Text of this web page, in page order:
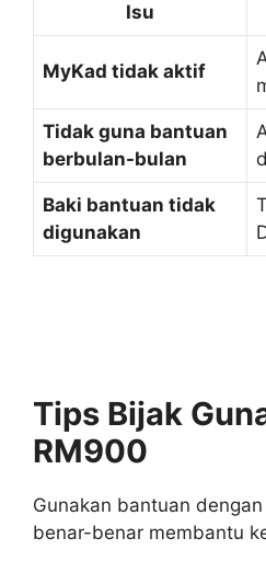
Isu
MyKad tidak aktif
Tidak guna bantuan
berbulan-bulan
Baki bantuan tidak
digunakan
Tips Bijak
RM900
Gunakan bantuan
benar-benar membantu